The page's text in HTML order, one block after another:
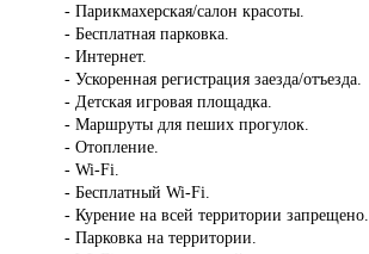
- Парикмахерская/салон красоты.
- Бесплатная парковка.
- Интернет.
- Ускоренная регистрация заезда/отъезда.
- Детская игровая площадка.
- Маршруты для пеших прогулок.
- Отопление.
- Wi-Fi.
- Бесплатный Wi-Fi.
- Курение на всей территории запрещено.
- Парковка на территории.